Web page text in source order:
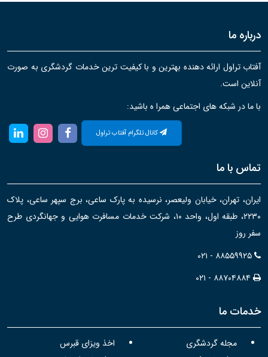
درباره ما
آفتاب تراول ارائه دهنده بهترین و با کیفیت ترین خدمات گردشگری به صورت
آنلاین است.
با ما در شبکه های اجتماعی همرا ه باشید:
کانال تلگرام آفتاب تراول
تماس با ما
ایران، تهران، خیابان ولیعصر، نرسیده به پارک ساعی، برج سپهر ساعی، پلاک
۲۲۳۰، طبقه اول، واحد ۱۰، شرکت خدمات مسافرت هوایی و جهانگردی طرح
سفر روز
۰۲۱ - ۸۸۵۵۹۹۲۵
۰۲۱ - ۸۸۷۰۴۸۸۴
خدمات ما
مجله گردشگری
اخذ ویزای قبرس